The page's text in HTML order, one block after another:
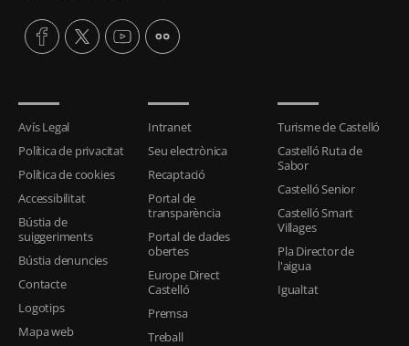
Avís Legal
Política de privacitat
Política de cookies
Accessibilitat
Bústia de
suiggeriments
Bústia denuncies
Contacte
Logotips
Mapa web
Intranet
Seu electrònica
Recaptació
Portal de
transparència
Portal de dades
obertes
Europe Direct
Castelló
Premsa
Treball
Turisme de Castelló
Castelló Ruta de
Sabor
Castelló Senior
Castelló Smart
Villages
Pla Director de
l'aigua
Igualtat